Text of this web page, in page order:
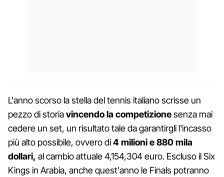
L'anno scorso la stella del tennis italiano scrisse un
pezzo di storiavincendo la competizionesenza mai
cedere un set, un risultato tale da garantirgli l'incasso
più alto possibile, ovvero di4 milioni e 880 mila
dollari, al cambio attuale 4,154,304 euro. Escluso il Six
Kings in Arabia, anche quest'anno le Finals potranno